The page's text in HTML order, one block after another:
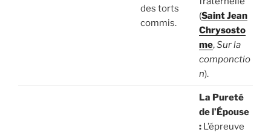
des torts
commis.
(Saint Jean
Chrysosto
me,Sur la
componctio
n).
La Pureté
de l’Épouse
:L’épreuve